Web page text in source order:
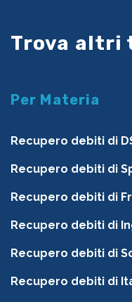
Trova altri
Per Materia
Recupero debiti di
Recupero debiti di
Recupero debiti di
Recupero debiti di
Recupero debiti di
Recupero debiti di